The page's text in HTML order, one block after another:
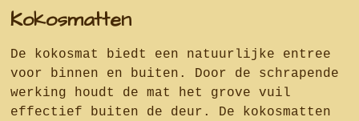
Kokosmatten
De kokosmat biedt een natuurlijke entree
voor binnen en buiten. Door de schrapende
werking houdt de mat het grove vuil
effectief buiten de deur. De kokosmatten